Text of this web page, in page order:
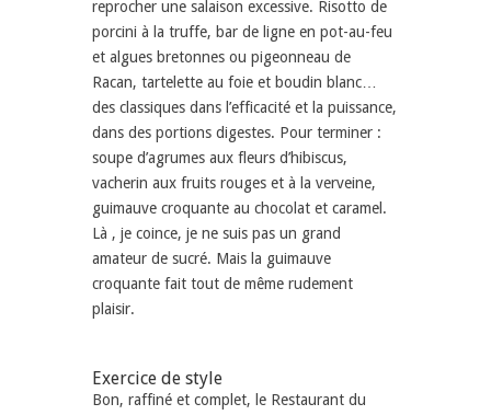
reprocher une salaison excessive. Risotto de
porcini à la truffe, bar de ligne en pot-au-feu
et algues bretonnes ou pigeonneau de
Racan, tartelette au foie et boudin blanc…
des classiques dans l’efficacité et la puissance,
dans des portions digestes. Pour terminer :
soupe d’agrumes aux fleurs d’hibiscus,
vacherin aux fruits rouges et à la verveine,
guimauve croquante au chocolat et caramel.
Là , je coince, je ne suis pas un grand
amateur de sucré. Mais la guimauve
croquante fait tout de même rudement
plaisir.
Exercice de style
Bon, raffiné et complet, le Restaurant du